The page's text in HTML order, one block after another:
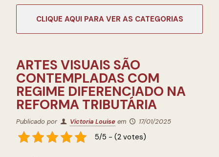
ARTES VISUAIS SÃO
CONTEMPLADAS COM
REGIME DIFERENCIADO NA
REFORMA TRIBUTÁRIA
Publicado por Victoria Louise em 17/01/2025
5/5 - (2 votes)
CATEGORIAS